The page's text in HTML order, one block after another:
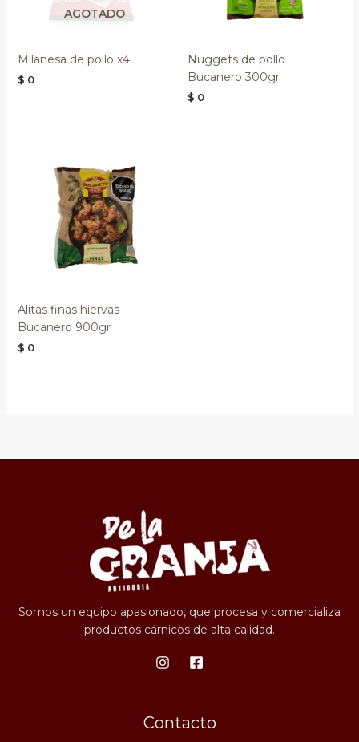
AGOTADO
Milanesa de pollo x4
$ 0
Nuggets de pollo
Bucanero 300gr
$ 0
Alitas finas hiervas
Bucanero 900gr
$ 0
Somos un equipo apasionado, que procesa y comercializa
productos cárnicos de alta calidad.
Contacto